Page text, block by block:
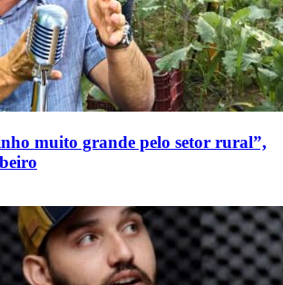
muito grande pelo setor rural”,